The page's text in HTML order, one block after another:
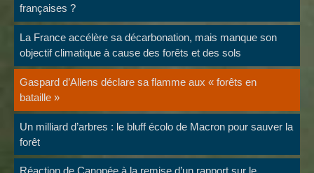
françaises ?
La France accélère sa décarbonation, mais manque son
objectif climatique à cause des forêts et des sols
Gaspard d’Allens déclare sa flamme aux « forêts en
bataille »
Un milliard d’arbres : le bluff écolo de Macron pour sauver la
forêt